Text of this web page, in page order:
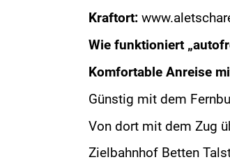
Kraftort:
Wie funktioniert
Komfortable Anreise
Günstig mit dem
Von dort mit dem Zug
Zielbahnhof Betten